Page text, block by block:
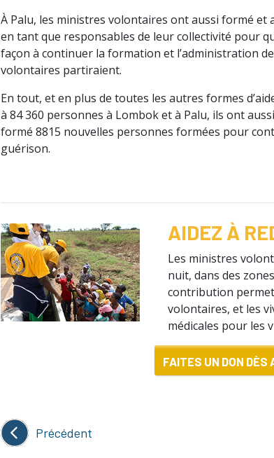
À Palu, les ministres volontaires ont aussi formé et
en tant que responsables de leur collectivité pour
façon à continuer la formation et l’administration
volontaires partiraient.
En tout, et en plus de toutes les autres formes
à 84 360 personnes à Lombok et à Palu, ils ont
formé 8815 nouvelles personnes formées pour
guérison.
AIDEZ À
Les ministres
nuit, dans des
contribution
volontaires, et les
médicales pour les
FAITES UN DON DÈS
Précédent